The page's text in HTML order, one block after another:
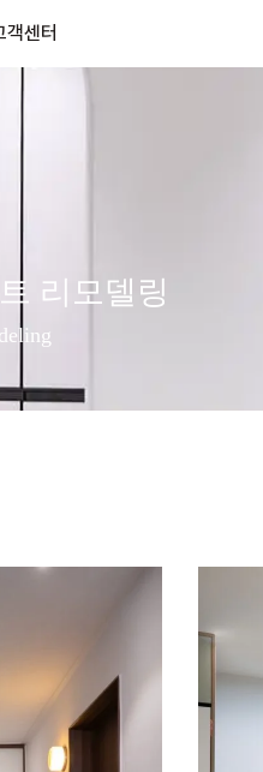
객센터
리모델링